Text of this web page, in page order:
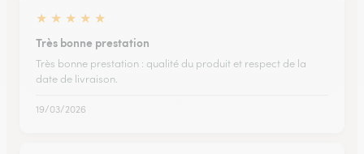
★ ★ ★ ★ ★
Très bonne prestation
Très bonne prestation : qualité du produit et respect de la
date de livraison.
19/03/2026